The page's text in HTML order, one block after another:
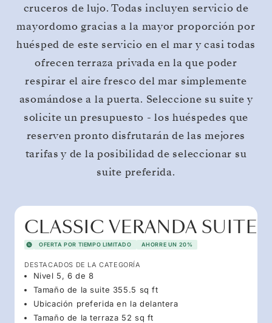
cruceros de lujo. Todas incluyen servicio de
mayordomo gracias a la mayor proporción por
huésped de este servicio en el mar y casi todas
ofrecen terraza privada en la que poder
respirar el aire fresco del mar simplemente
asomándose a la puerta. Seleccione su suite y
solicite un presupuesto - los huéspedes que
reserven pronto disfrutarán de las mejores
tarifas y de la posibilidad de seleccionar su
suite preferida.
CLASSIC VERANDA SUITE
OFERTA POR TIEMPO LIMITADO AHORRE UN 20%
DESTACADOS DE LA CATEGORÍA
Nivel 5, 6 de 8
Tamaño de la suite 355.5 sq ft
Ubicación preferida en la delantera
Tamaño de la terraza 52 sq ft